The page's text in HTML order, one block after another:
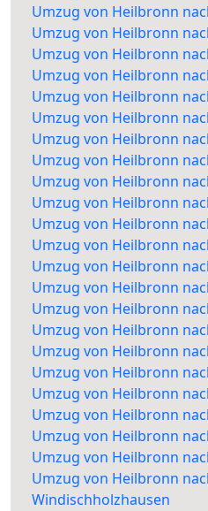
Umzug von Heilbronn
Umzug von Heilbronn
Umzug von Heilbronn
Umzug von Heilbronn
Umzug von Heilbronn
Umzug von Heilbronn
Umzug von Heilbronn
Umzug von Heilbronn
Umzug von Heilbronn
Umzug von Heilbronn
Umzug von Heilbronn
Umzug von Heilbronn
Umzug von Heilbronn
Umzug von Heilbronn
Umzug von Heilbronn
Umzug von Heilbronn
Umzug von Heilbronn
Umzug von Heilbronn
Umzug von Heilbronn
Umzug von Heilbronn
Umzug von Heilbronn
Umzug von Heilbronn
Umzug von Heilbronn
Windischholzhausen